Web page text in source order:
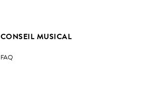
CONSEIL MUSICAL
FAQ